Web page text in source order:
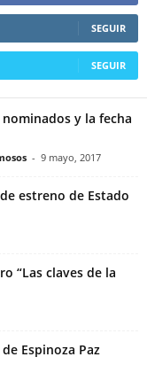
SEGUIR
SEGUIR
y la fecha
- 9 mayo, 2017
estreno de Estado
“Las claves de la
Espinoza Paz